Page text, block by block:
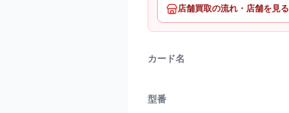
店舗買取の流れ・店舗を見る
カード名
型番